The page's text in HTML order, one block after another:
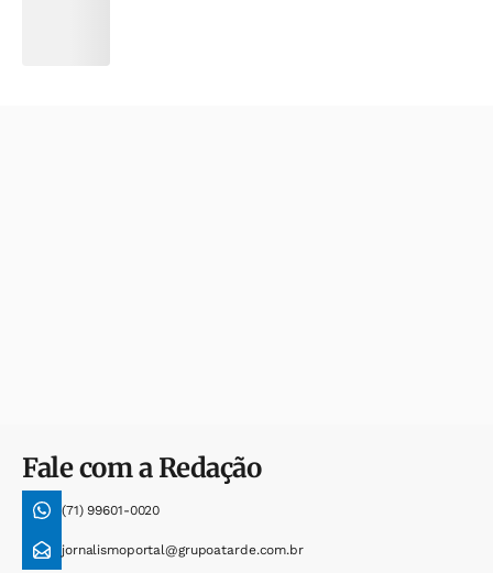
Fale com a Redação
(71) 99601-0020
jornalismoportal@grupoatarde.com.br